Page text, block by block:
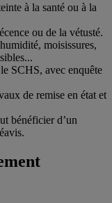
à la santé ou à la
ou de la vétusté.
moisissures,
SCHS, avec enquête
de remise en état et
bénéficier d’un